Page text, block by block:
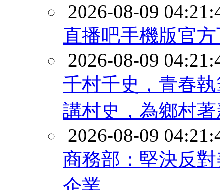
2026-08-09
直播吧手機版官
2026-08-09
千村千史，青春
講村史，為鄉村
2026-08-09
商務部：堅決反
企業